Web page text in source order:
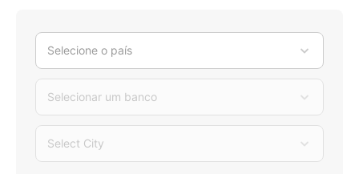
Selecione o país
Selecionar um banco
Select City